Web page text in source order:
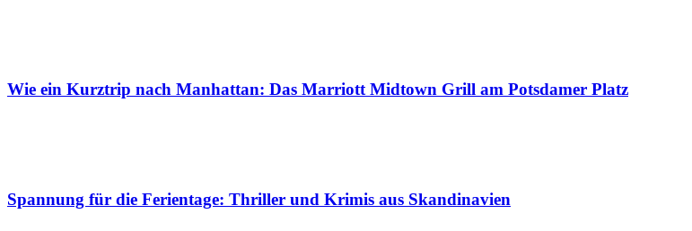
Wie ein Kurztrip nach Manhattan: Das Marriott Midtown Grill am Potsdamer Platz
Spannung für die Ferientage: Thriller und Krimis aus Skandinavien